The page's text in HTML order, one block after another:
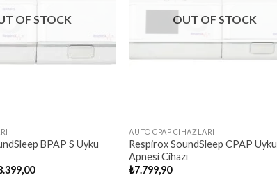
OF STOCK
BPAP S Uyku
Current
OUT OF STOCK
AUTO CPAP CIHAZLARI
Respirox SoundSleep CPAP Uyku
Apnesi Cihazı
₺7.799,90